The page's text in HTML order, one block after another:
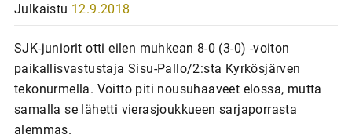
Julkaistu 12.9.2018
SJK-juniorit otti eilen muhkean 8-0 (3-0) -voiton
paikallisvastustaja Sisu-Pallo/2:sta Kyrkösjärven
tekonurmella. Voitto piti nousuhaaveet elossa, mutta
samalla se lähetti vierasjoukkueen sarjaporrasta
alemmas.